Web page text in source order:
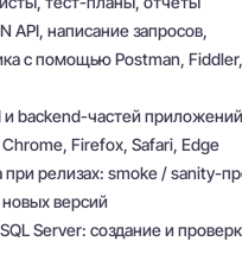
API, написание запросов,
с помощью Postman, Fiddler,
backend-частей
Firefox, Safari, Edge
при релизах: smoke / sanity-
версий
Server: создание и